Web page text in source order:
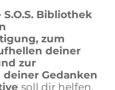
S.O.S. Bibliothek
zum
deiner
zur
Gedanken
soll dir helfen,